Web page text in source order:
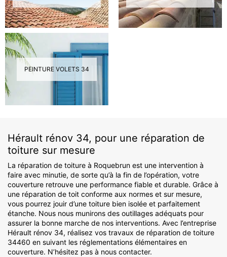
PEINTURE VOLETS 34
Hérault rénov 34, pour une réparation de
toiture sur mesure
La réparation de toiture à Roquebrun est une intervention à
faire avec minutie, de sorte qu’à la fin de l’opération, votre
couverture retrouve une performance fiable et durable. Grâce à
une réparation de toit conforme aux normes et sur mesure,
vous pourrez jouir d’une toiture bien isolée et parfaitement
étanche. Nous nous munirons des outillages adéquats pour
assurer la bonne marche de nos interventions. Avec l’entreprise
Hérault rénov 34, réalisez vos travaux de réparation de toiture
34460 en suivant les réglementations élémentaires en
couverture. N’hésitez pas à nous contacter.